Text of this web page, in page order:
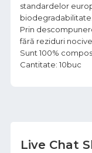
Live Chat
standardelor
biodegradabilitate.
Prin
fără reziduri
Sunt 100%
Cantitate: 10buc